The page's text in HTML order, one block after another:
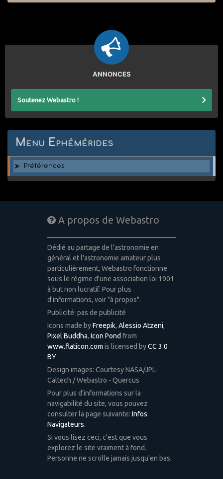
ANNONCES
Soutenez Webastro !
Menu Ephémérides
Préférences
A propos de Webastro
Dédié au partage de l'astronomie en
général et l'astronomie amateur plus
particulièrement, Webastro fonctionne
sous le régime d'une association loi 1901
à but non lucratif. Pour plus
d'informations, voir "à propos".
Publicité: pas de publicité
Icons made byFreepik, Alessio Atzeni,
Pixel Buddha, Icon Pond from
www.flaticon.com is licensed byCC 3.0
BY
Design images: Courtesy NASA/JPL-
Caltech / Webastro - Quercus
Pour plus d'informations sur la
navigabilité du site, vous pouvez
consulter la page suivante: Infos
Navigateurs.
Si vous lisez ceci, c'est que vous
explorez le site vraiment à fond.
Personne ne scrolle jamais jusqu'en bas.